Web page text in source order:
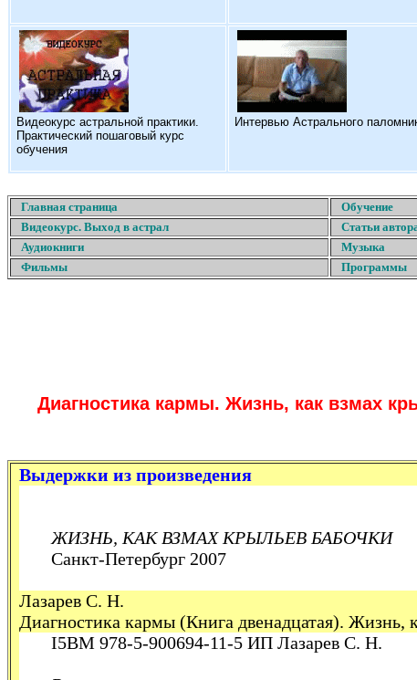
Видеокурс астральной практики.
Практический пошаговый курс
обучения
Интервью Астрального
Главная страница Обучение
Видеокурс. Выход в астрал
Статьи
Аудиокниги
Музыка
Фильмы
Программы
Диагностика кармы. Жизнь, как взмах
Выдержки из произведения
ЖИЗНЬ, КАК ВЗМАХ КРЫЛЬЕВ БАБОЧКИ
Санкт-Петербург 2007
Лазарев С. Н.
Диагностика кармы (Книга двенадцатая).
І5ВМ 978-5-900694-11-5 ИП Лазарев С. Н.